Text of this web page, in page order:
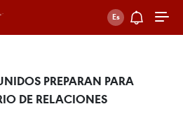
PREPARAN PARA
DE RELACIONES